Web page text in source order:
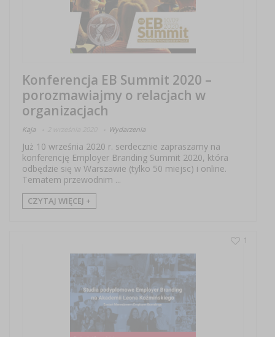
Konferencja EB Summit 2020 –
porozmawiajmy o relacjach w
organizacjach
Kaja Wydarzenia
Już 10 września 2020 r. serdecznie zapraszamy na
konferencję Employer Branding Summit 2020, która
odbędzie się w Warszawie (tylko 50 miejsc) i online.
Tematem przewodnim ...
CZYTAJ WIĘCEJ +
1